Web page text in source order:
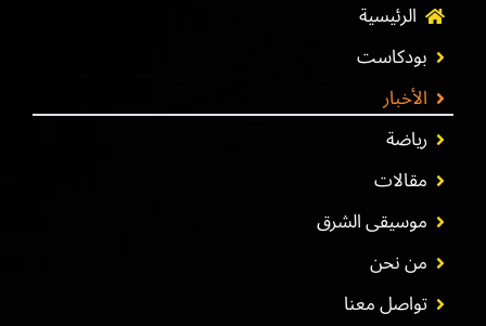
الرئيسية
بودكاست
الأخبار
رياضة
مقالات
موسيقى الشرق
من نحن
تواصل معنا